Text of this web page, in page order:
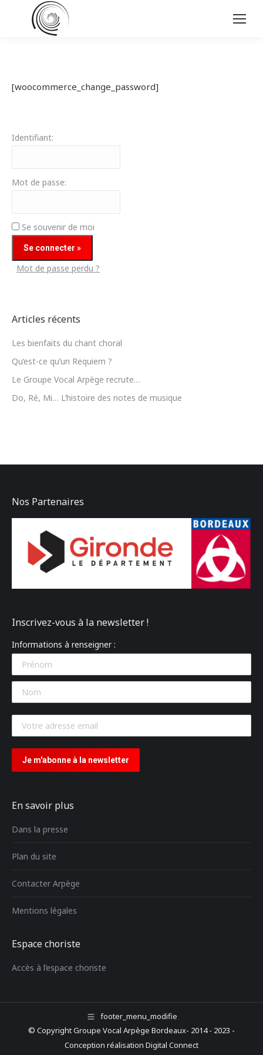
[woocommerce_change_password]
Identifiant:
Mot de passe:
Se souvenir de moi
Mot de passe perdu ?
Articles récents
Les bienfaits du chant choral
Qu’est-ce qu’un Requiem ?
Le Groupe Vocal Arpège recrute…
Do, Ré, Mi… L’histoire des notes de musique
Nos Partenaires
Inscrivez-vous à la newsletter !
Informations à renseigner :
En savoir plus
Dans la presse
Plan du site
Contacter Arpège
Mentions légales
Espace choriste
Accès à l’espace choriste
footer_menu_modifie
© Copyright Groupe Vocal Arpège Bordeaux- 2014 - 2023 -
Conception réalisation Digital Connect